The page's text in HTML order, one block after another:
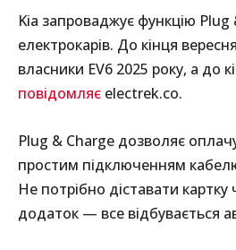
Kia запроваджує функцію Plug
електрокарів. До кінця
власники EV6 2025 року, а до
повідомляє electrek.co.
Plug & Charge дозволяє
простим підключенням кабелю
Не потрібно діставати картку
додаток — все відбувається